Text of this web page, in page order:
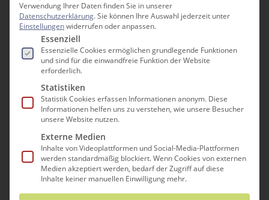
Willkommen beim
Projekt Education
3D
GRENZÜBERSCHREITENDES 3D-DRUCK-
PROGRAMM FÜR DIE SONDERPÄDAGOGIK
SOWIE DIE ALLGEMEINE UND BERUFLICHE
BILDUNG
Verwendung Ihrer Daten finden Sie in unserer
Datenschutzerklärung.Sie können Ihre Auswahl jederzeit unter
Einstellungenwiderrufen oder anpassen.
Es folgt eine Liste der Service-Gruppen, für die
Essenziell
Essenzielle Cookies ermöglichen grundlegende Funktionen
und sind für die einwandfreie Funktion der Website
erforderlich.
Statistiken
Statistik Cookies erfassen Informationen anonym. Diese
Informationen helfen uns zu verstehen, wie unsere Besucher
unsere Website nutzen.
Externe Medien
Inhalte von Videoplattformen und Social-Media-Plattformen
werden standardmäßig blockiert. Wenn Cookies von externen
Medien akzeptiert werden, bedarf der Zugriff auf diese
Inhalte keiner manuellen Einwilligung mehr.